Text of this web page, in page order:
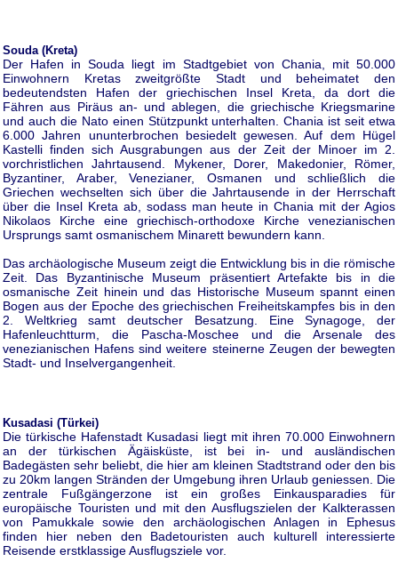
Souda (Kreta)
Der Hafen in Souda liegt im Stadtgebiet von Chania, mit 50.000
Einwohnern Kretas zweitgrößte Stadt und beheimatet den
bedeutendsten Hafen der griechischen Insel Kreta, da dort die
Fähren aus Piräus an- und ablegen, die griechische Kriegsmarine
und auch die Nato einen Stützpunkt unterhalten. Chania ist seit etwa
6.000 Jahren ununterbrochen besiedelt gewesen. Auf dem Hügel
Kastelli finden sich Ausgrabungen aus der Zeit der Minoer im 2.
vorchristlichen Jahrtausend. Mykener, Dorer, Makedonier, Römer,
Byzantiner, Araber, Venezianer, Osmanen und schließlich die
Griechen wechselten sich über die Jahrtausende in der Herrschaft
über die Insel Kreta ab, sodass man heute in Chania mit der Agios
Nikolaos Kirche eine griechisch-orthodoxe Kirche venezianischen
Ursprungs samt osmanischem Minarett bewundern kann.
Das archäologische Museum zeigt die Entwicklung bis in die römische
Zeit. Das Byzantinische Museum präsentiert Artefakte bis in die
osmanische Zeit hinein und das Historische Museum spannt einen
Bogen aus der Epoche des griechischen Freiheitskampfes bis in den
2. Weltkrieg samt deutscher Besatzung. Eine Synagoge, der
Hafenleuchtturm, die Pascha-Moschee und die Arsenale des
venezianischen Hafens sind weitere steinerne Zeugen der bewegten
Stadt- und Inselvergangenheit.
Kusadasi (Türkei)
Die türkische Hafenstadt Kusadasi liegt mit ihren 70.000 Einwohnern
an der türkischen Ägäisküste, ist bei in- und ausländischen
Badegästen sehr beliebt, die hier am kleinen Stadtstrand oder den bis
zu 20km langen Stränden der Umgebung ihren Urlaub geniessen. Die
zentrale Fußgängerzone ist ein großes Einkausparadies für
europäische Touristen und mit den Ausflugszielen der Kalkterassen
von Pamukkale sowie den archäologischen Anlagen in Ephesus
finden hier neben den Badetouristen auch kulturell interessierte
Reisende erstklassige Ausflugsziele vor.